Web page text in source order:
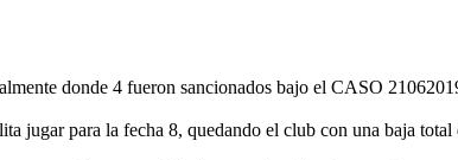
donde 4 fueron sancionados bajo el CASO
jugar para la fecha 8, quedando el club con una baja